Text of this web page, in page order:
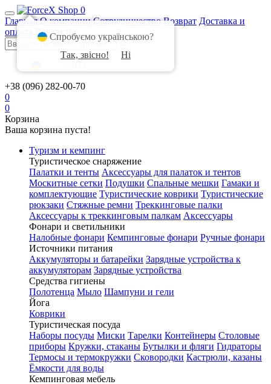
0
Главная О компании Сотрудничество Возврат Доставка и
оплата
Контакты
+38 (096) 282-00-70
0
0
Корзина
Ваша корзина пуста!
Туризм и кемпинг
Туристическое снаряжение
Палатки и тенты Аксессуары для палаток и тентов
Москитные сетки Подушки Спальные мешки Гамаки и
комплектующие Туристические коврики Туристические
рюкзаки Стяжные ремни Треккинговые палки
Аксессуары к треккинговым палкам Аксессуары
Фонари и светильники
Налобные фонари Кемпинговые фонари Ручные фонари
Источники питания
Аккумуляторы и батарейки Зарядные устройства к
аккумуляторам Зарядные устройства
Средства гигиены
Полотенца Мыло Шампуни и гели
Йога
Коврики
Туристическая посуда
Наборы посуды Миски Тарелки Контейнеры Столовые
приборы Кружки, стаканы Бутылки и фляги Гидраторы
Термосы и термокружки Сковородки Кастрюли, казаны
Ёмкости для воды
Кемпинговая мебель
Спробуємо українською?
Так, звісно!
Ні